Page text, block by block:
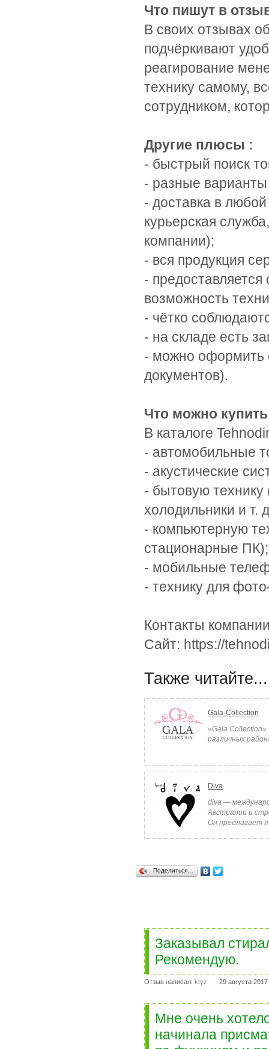
Что пишут в
В своих отзывах
подчёркивают
реагирование
технику самому,
сотрудником,
Другие плюсы :
- быстрый поиск
- разные
- доставка в
курьерская
компании);
- вся продукция
-
возможность
- чётко
- на складе есть
- можно оформить
документов).
Что можно
В каталоге
- автомобильные
- акустические
- бытовую
холодильники и т.
- компьютерную
стационарные ПК);
- мобильные
- технику для
Контакты
Сайт: https://
Также читайте...
Gala-Collection
«Gala Collection»
различных
Diva
diva —
Австралии и
Он предлагает
Поделиться…
Заказывал
Рекомендую.
Отзыв написал: ktyz 29 августа
Мне очень
начинала